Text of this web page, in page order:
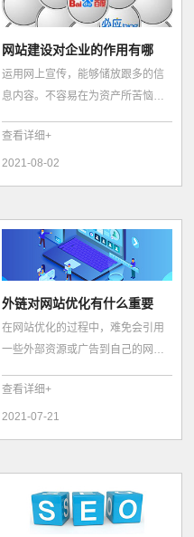
网站建设对企业的作用有哪
些?
运用网上宣传，能够储放跟多的信
息内容。不容易在为资产所苦恼，
查看详细+
2021-08-02
外链对网站优化有什么重要
性？
在网站优化的过程中，难免会引用
一些外部资源或广告到自己的网站
直接导致代...
查看详细+
2021-07-21